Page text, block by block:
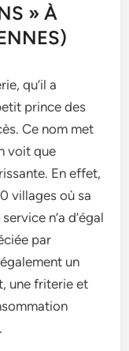
» À
qu’il a
prince des
Ce nom met
voit que
En effet,
villages où sa
n’a d’égal
par
un
une friterie et